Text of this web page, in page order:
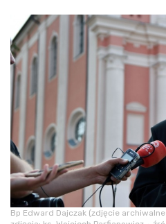
Bp Edward Dajczak (zdjęcie